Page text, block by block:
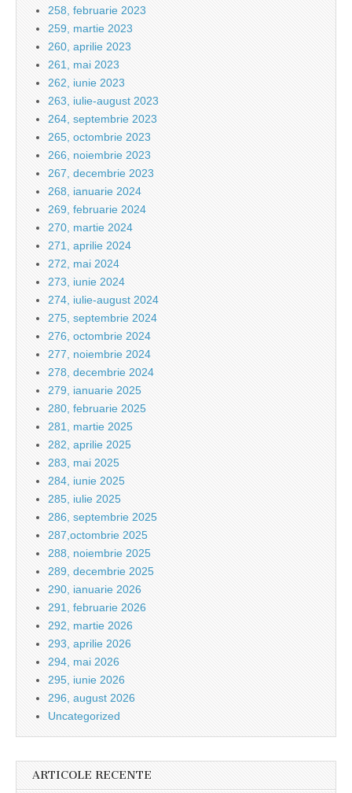
258, februarie 2023
259, martie 2023
260, aprilie 2023
261, mai 2023
262, iunie 2023
263, iulie-august 2023
264, septembrie 2023
265, octombrie 2023
266, noiembrie 2023
267, decembrie 2023
268, ianuarie 2024
269, februarie 2024
270, martie 2024
271, aprilie 2024
272, mai 2024
273, iunie 2024
274, iulie-august 2024
275, septembrie 2024
276, octombrie 2024
277, noiembrie 2024
278, decembrie 2024
279, ianuarie 2025
280, februarie 2025
281, martie 2025
282, aprilie 2025
283, mai 2025
284, iunie 2025
285, iulie 2025
286, septembrie 2025
287,octombrie 2025
288, noiembrie 2025
289, decembrie 2025
290, ianuarie 2026
291, februarie 2026
292, martie 2026
293, aprilie 2026
294, mai 2026
295, iunie 2026
296, august 2026
Uncategorized
ARTICOLE RECENTE